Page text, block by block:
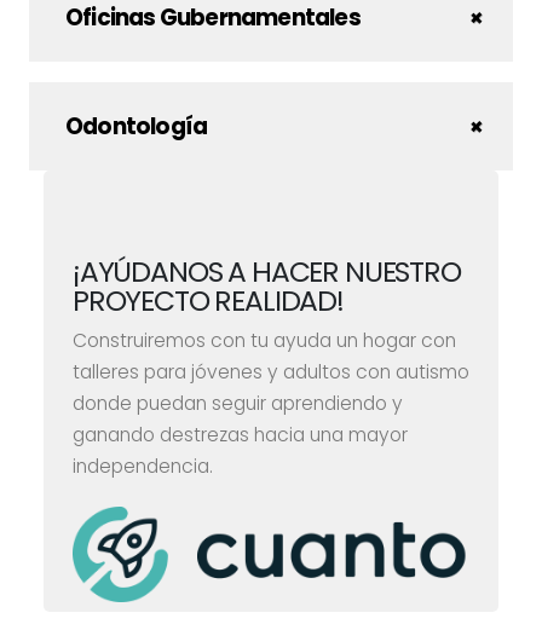
Oficinas Gubernamentales
Odontología
¡AYÚDANOS A HACER NUESTRO
PROYECTO REALIDAD!
Construiremos con tu ayuda un hogar con
talleres para jóvenes y adultos con autismo
donde puedan seguir aprendiendo y
ganando destrezas hacia una mayor
independencia.